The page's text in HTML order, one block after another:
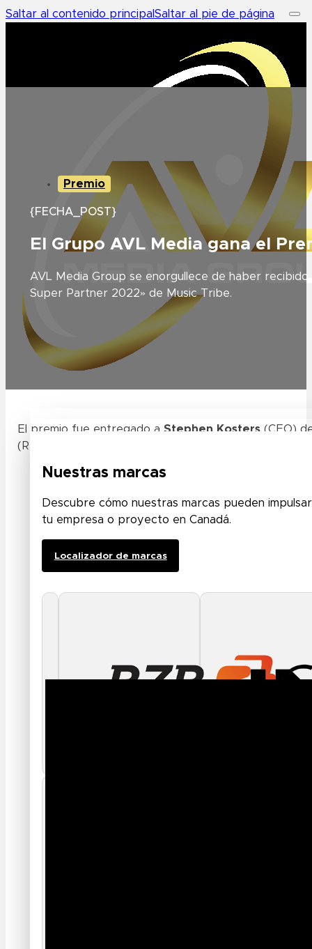
Saltar al contenido principal Saltar al pie de página
Nuestras marcas
Descubre cómo nuestras marcas pueden
tu empresa o proyecto en Canadá.
Localizador de marcas
Premio
{FECHA_POST}
El Grupo AVL Media gana el
AVL Media Group se enorgullece de haber recibido
Super Partner 2022» de Music Tribe.
El premio fue entregado a Stephen Kosters (CEO)
(Reino Unido).
Stephen Kosters – Director General de AVL
Director General de AVL Media Group.
«Ganar el premio fue la guinda del pastel tras